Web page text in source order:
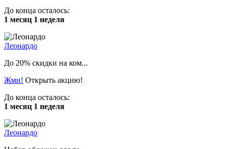
До конца осталось:
1 месяц 1 неделя
Леонардо
До 20% скидки на ком...
Жми! Открыть акцию!
До конца осталось:
1 месяц 1 неделя
Леонардо